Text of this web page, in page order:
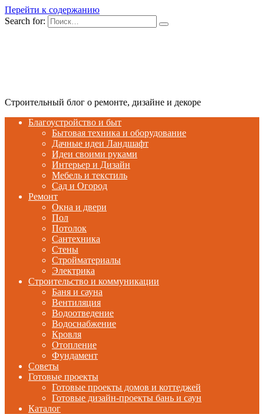
Перейти к содержанию
Search for:
Строительный блог о ремонте, дизайне и декоре
Благоустройство и быт
Бытовая техника и оборудование
Дачные идеи Ландшафт
Идеи своими руками
Интерьер и Дизайн
Мебель и текстиль
Сад и Огород
Ремонт
Окна и двери
Пол
Потолок
Сантехника
Стены
Стройматериалы
Электрика
Строительство и коммуникации
Баня и сауна
Вентиляция
Водоотведение
Водоснабжение
Кровля
Отопление
Фундамент
Советы
Готовые проекты
Готовые проекты домов и коттеджей
Готовые дизайн-проекты бань и саун
Каталог